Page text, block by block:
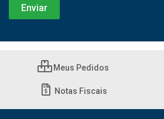
Meus Pedidos
Notas Fiscais